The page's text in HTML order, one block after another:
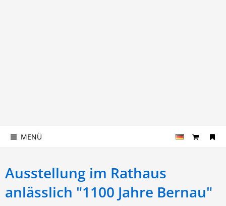
MENÜ
Ausstellung im Rathaus
anlässlich "1100 Jahre Bernau"